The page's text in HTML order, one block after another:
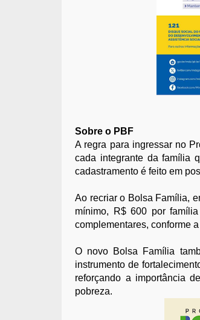
Sobre o PBF
A regra para ingressar no
cada integrante da família
cadastramento é feito em
Ao recriar o Bolsa Família,
mínimo, R$ 600 por
complementares, conforme
O novo Bolsa Família
instrumento de
reforçando a importância
pobreza.